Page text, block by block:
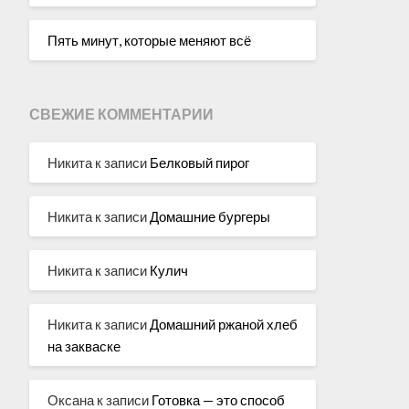
Пять минут, которые меняют всё
СВЕЖИЕ КОММЕНТАРИИ
Никитак записи Белковый пирог
Никитак записи Домашние бургеры
Никитак записи Кулич
Никитак записи Домашний ржаной хлеб
на закваске
Оксанак записи Готовка — это способ